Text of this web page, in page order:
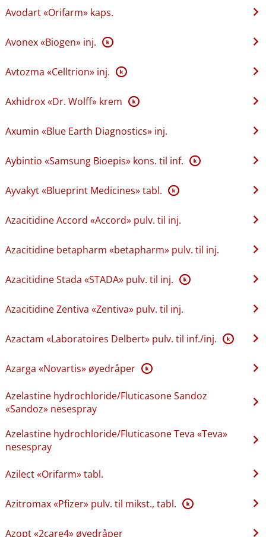
Avodart «Orifarm» kaps.
Avonex «Biogen» inj. K
Avtozma «Celltrion» inj. K
Axhidrox «Dr. Wolff» krem K
Axumin «Blue Earth Diagnostics» inj.
Aybintio «Samsung Bioepis» kons. til inf. K
Ayvakyt «Blueprint Medicines» tabl. K
Azacitidine Accord «Accord» pulv. til inj.
Azacitidine betapharm «betapharm» pulv. til inj.
Azacitidine Stada «STADA» pulv. til inj. K
Azacitidine Zentiva «Zentiva» pulv. til inj.
Azactam «Laboratoires Delbert» pulv. til inf.​/​inj. K
Azarga «Novartis» øyedråper K
Azelastine hydrochloride​/​Fluticasone Sandoz
«Sandoz» nesespray
Azelastine hydrochloride​/​Fluticasone Teva «Teva»
nesespray
Azilect «Orifarm» tabl.
Azitromax «Pfizer» pulv. til mikst., tabl. K
Azopt «2care4» øyedråper